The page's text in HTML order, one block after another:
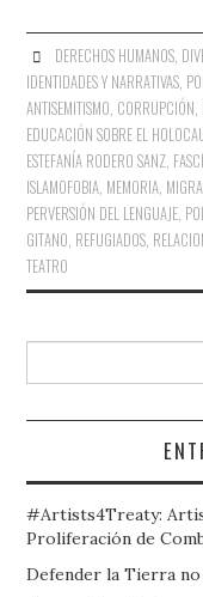
DERECHOS HUMANOS,
IDENTIDADES Y NARRATIVAS
ANTISEMITISMO CORRUPCIÓN
EDUCACIÓN SOBRE EL
ESTEFANÍA RODERO SANZ
ISLAMOFOBIA MEMORIA
PERVERSIÓN DEL LENGUAJE
GITANO REFUGIADOS
TEATRO
#Artists4Treaty:
Proliferación de
Defender la Tierra